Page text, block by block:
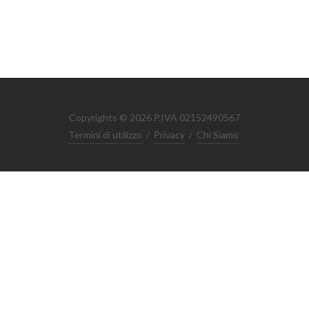
Copyrights © 2026 P.IVA 02152490567
Termini di utilizzo / Privacy / Chi Siamo